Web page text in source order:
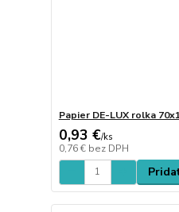
Papier DE-LUX rolka
0,93 €/ks
0,76 € bez DPH